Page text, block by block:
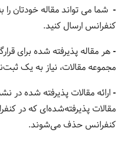
- شما می تواند مقاله خودتان را
کنفرانس ارسال کنید.
-هر مقاله پذیرفته شده برای
مجموعه مقالات، نیاز به یک
-ارائه مقالات پذیرفته شده
مقالات پذیرفته‌شده‌ای که در
کنفرانس حذف می‌شوند.